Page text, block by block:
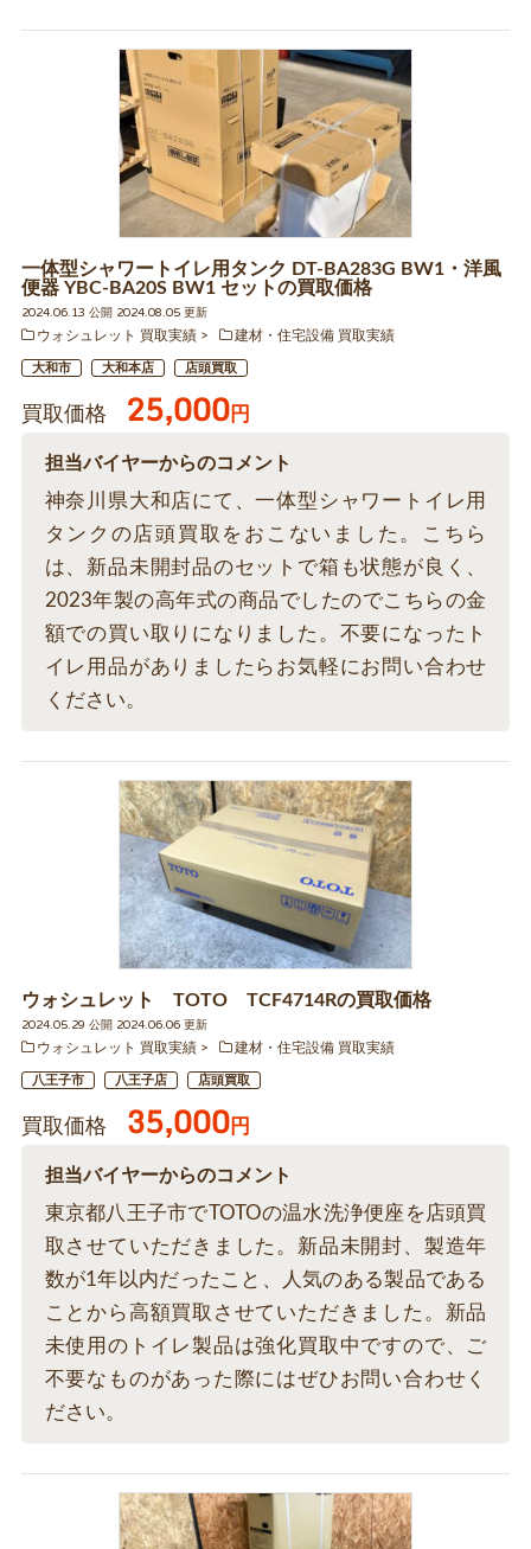
一体型シャワートイレ用タンク DT-BA283G BW1・洋風
便器 YBC-BA20S BW1 セットの買取価格
2024.06.13 公開 2024.08.05 更新
ウォシュレット 買取実績
建材・住宅設備 買取実績
大和市 大和本店 店頭買取
買取価格 25,000円
担当バイヤーからのコメント
神奈川県大和店にて、一体型シャワートイレ用
タンクの店頭買取をおこないました。こちら
は、新品未開封品のセットで箱も状態が良く、
2023年製の高年式の商品でしたのでこちらの金
額での買い取りになりました。不要になったト
イレ用品がありましたらお気軽にお問い合わせ
ください。
ウォシュレット TOTO TCF4714Rの買取価格
2024.05.29 公開 2024.06.06 更新
ウォシュレット 買取実績
建材・住宅設備 買取実績
八王子市 八王子店 店頭買取
買取価格 35,000円
担当バイヤーからのコメント
東京都八王子市でTOTOの温水洗浄便座を店頭買
取させていただきました。新品未開封、製造年
数が1年以内だったこと、人気のある製品である
ことから高額買取させていただきました。新品
未使用のトイレ製品は強化買取中ですので、ご
不要なものがあった際にはぜひお問い合わせく
ださい。